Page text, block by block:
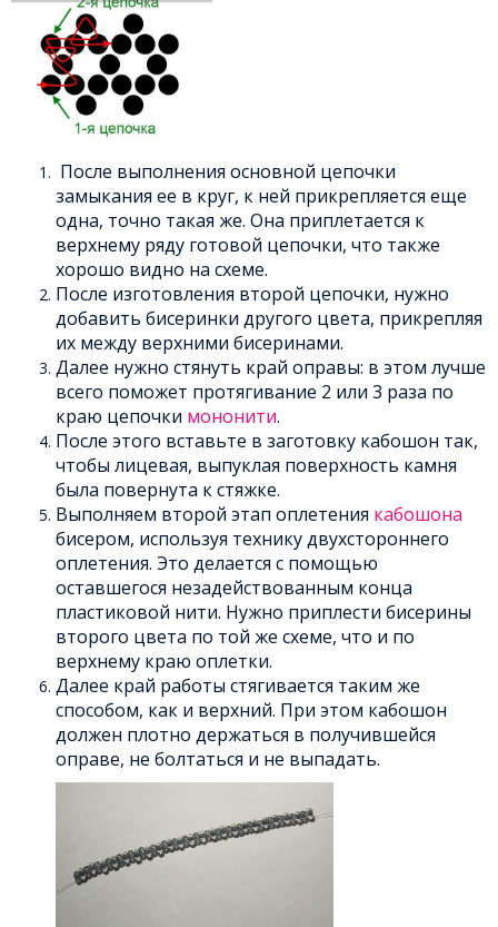
После выполнения основной цепочки
замыкания ее в круг, к ней прикрепляется еще
одна, точно такая же. Она приплетается к
верхнему ряду готовой цепочки, что также
хорошо видно на схеме.
После изготовления второй цепочки, нужно
добавить бисеринки другого цвета, прикрепляя
их между верхними бисеринами.
Далее нужно стянуть край оправы: в этом лучше
всего поможет протягивание 2 или 3 раза по
краю цепочки мононити.
После этого вставьте в заготовку кабошон так,
чтобы лицевая, выпуклая поверхность камня
была повернута к стяжке.
Выполняем второй этап оплетения кабошона
бисером, используя технику двухстороннего
оплетения. Это делается с помощью
оставшегося незадействованным конца
пластиковой нити. Нужно приплести бисерины
второго цвета по той же схеме, что и по
верхнему краю оплетки.
Далее край работы стягивается таким же
способом, как и верхний. При этом кабошон
должен плотно держаться в получившейся
оправе, не болтаться и не выпадать.